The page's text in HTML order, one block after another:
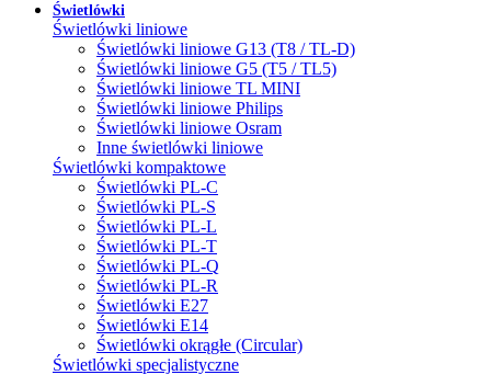
Świetlówki
Świetlówki liniowe
Świetlówki liniowe G13 (T8 / TL-D)
Świetlówki liniowe G5 (T5 / TL5)
Świetlówki liniowe TL MINI
Świetlówki liniowe Philips
Świetlówki liniowe Osram
Inne świetlówki liniowe
Świetlówki kompaktowe
Świetlówki PL-C
Świetlówki PL-S
Świetlówki PL-L
Świetlówki PL-T
Świetlówki PL-Q
Świetlówki PL-R
Świetlówki E27
Świetlówki E14
Świetlówki okrągłe (Circular)
Świetlówki specjalistyczne